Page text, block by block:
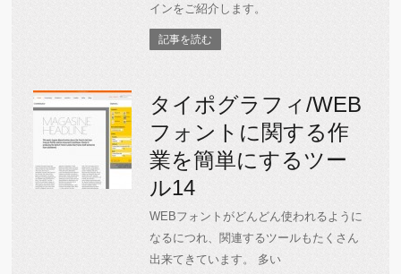
インをご紹介します。
記事を読む
タイポグラフィ/WEB
フォントに関する作
業を簡単にするツー
ル14
WEBフォントがどんどん使われるように
なるにつれ、関連するツールもたくさん
出来てきています。 多い